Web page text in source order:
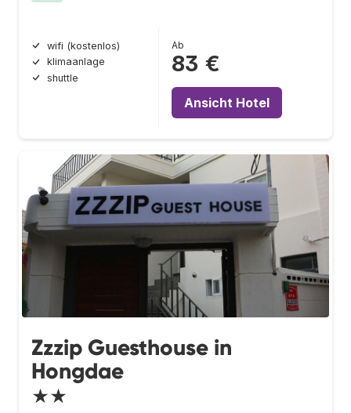
wifi (kostenlos)
klimaanlage
shuttle
Ab
83 €
Ansicht Hotel
Zzzip Guesthouse in
Hongdae
★★